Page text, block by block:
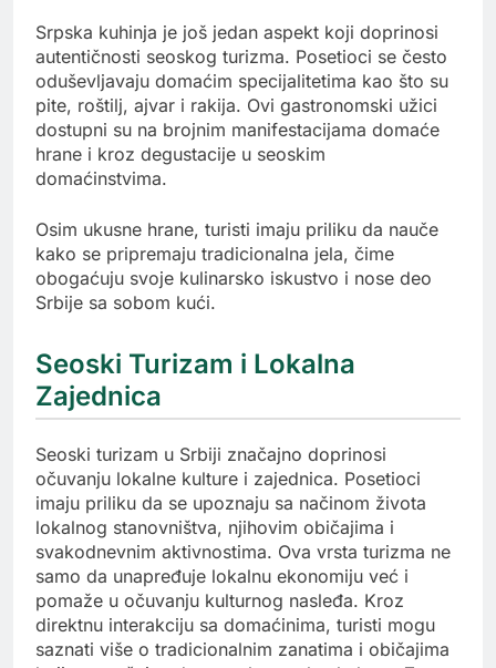
Srpska kuhinja je još jedan aspekt koji doprinosi
autentičnosti seoskog turizma. Posetioci se često
oduševljavaju domaćim specijalitetima kao što su
pite, roštilj, ajvar i rakija. Ovi gastronomski užici
dostupni su na brojnim manifestacijama domaće
hrane i kroz degustacije u seoskim
domaćinstvima.
Osim ukusne hrane, turisti imaju priliku da nauče
kako se pripremaju tradicionalna jela, čime
obogaćuju svoje kulinarsko iskustvo i nose deo
Srbije sa sobom kući.
Seoski Turizam i Lokalna
Zajednica
Seoski turizam u Srbiji značajno doprinosi
očuvanju lokalne kulture i zajednica. Posetioci
imaju priliku da se upoznaju sa načinom života
lokalnog stanovništva, njihovim običajima i
svakodnevnim aktivnostima. Ova vrsta turizma ne
samo da unapređuje lokalnu ekonomiju već i
pomaže u očuvanju kulturnog nasleđa. Kroz
direktnu interakciju sa domaćinima, turisti mogu
saznati više o tradicionalnim zanatima i običajima